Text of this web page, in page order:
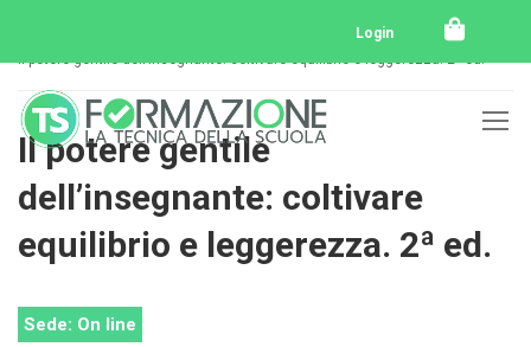
Login
Il potere gentile dell’insegnante: coltivare equilibrio e leggerezza. 2ª ed.
Il potere gentile
dell’insegnante: coltivare
equilibrio e leggerezza. 2ª ed.
Sede: On line